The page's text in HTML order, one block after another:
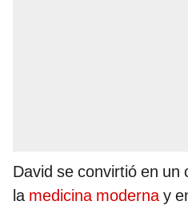
David se convirtió en un
la medicina modernay